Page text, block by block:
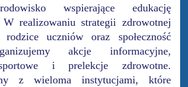
wspierające edukację
W realizowaniu strategii zdrowotnej
uczniów oraz społeczność
akcje informacyjne,
i prelekcje zdrowotne.
z wieloma instytucjami, które